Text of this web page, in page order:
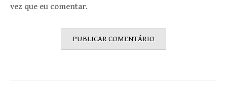
vez que eu comentar.